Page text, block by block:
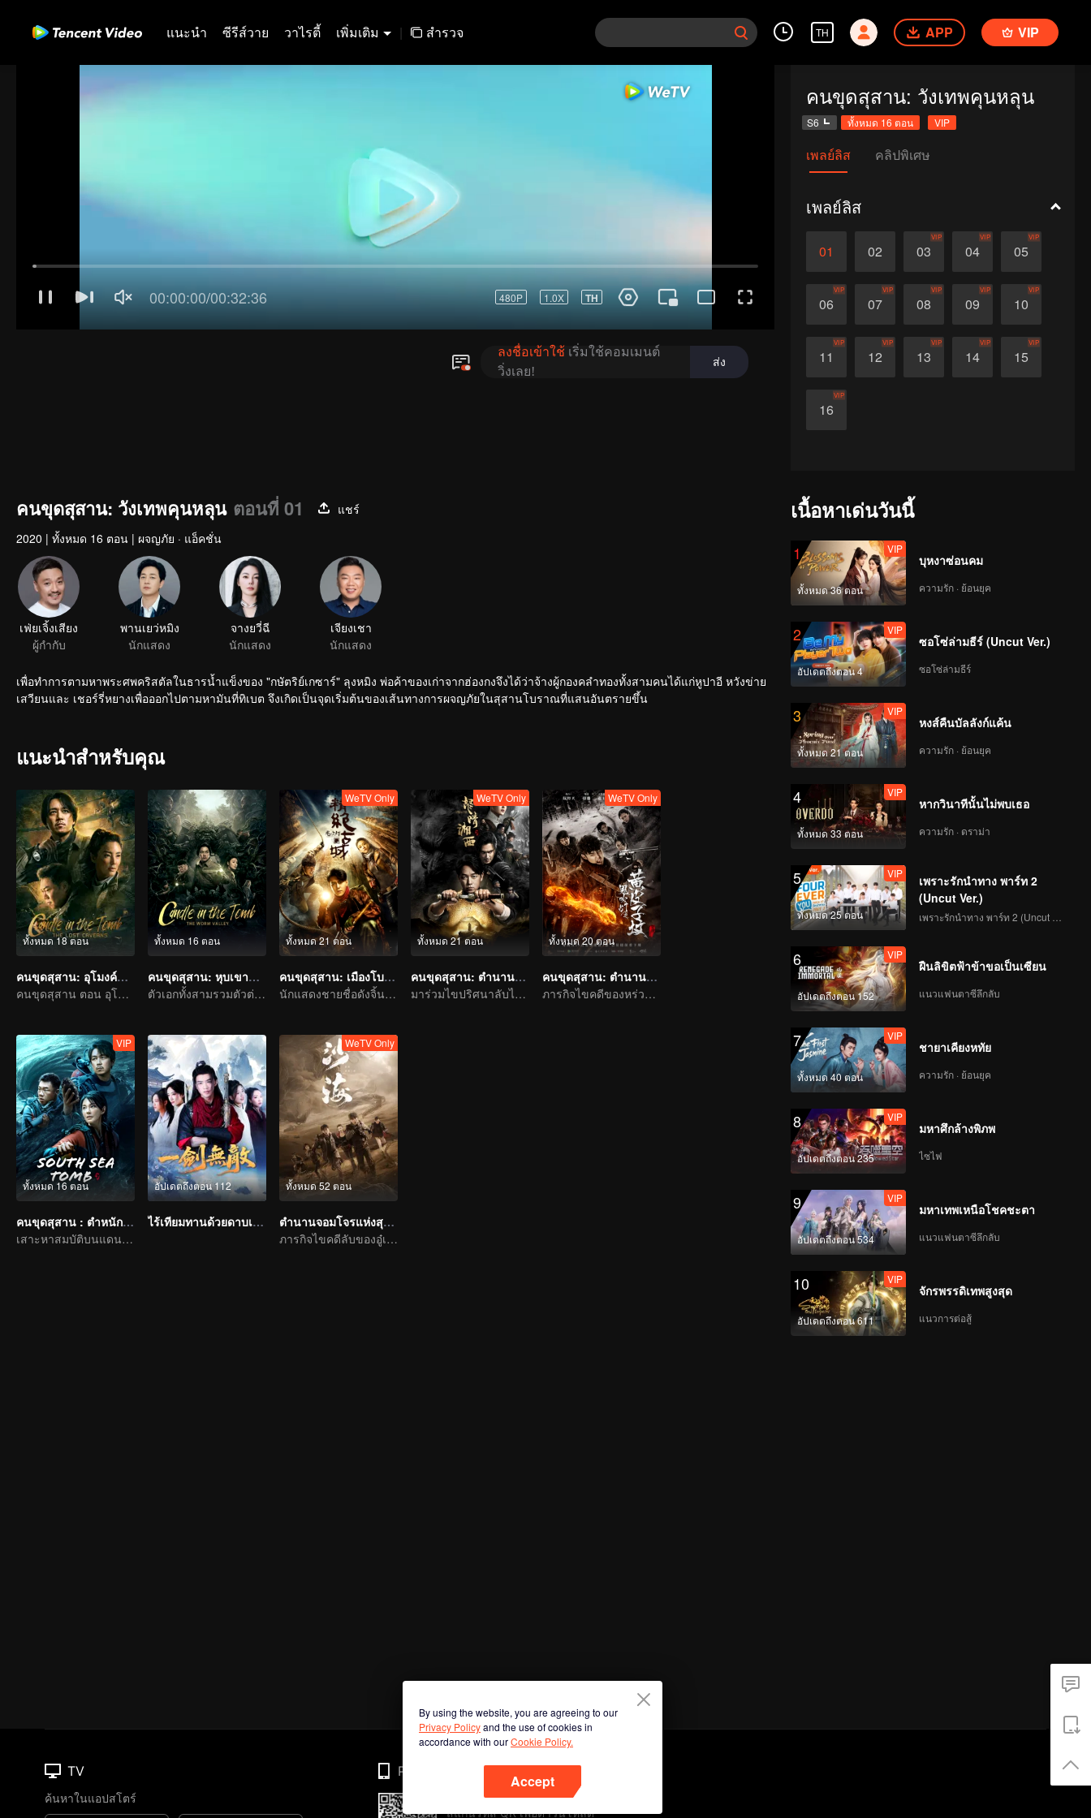
แนะนำ ซีรีส์วาย วาไรตี้ เพิ่มเติม | สำรวจ TH APP VIP
คนขุดสุสาน: วังเทพคุนหลุน
S6 ทั้งหมด 16 ตอน VIP
เพลย์ลิส คลิปพิเศษ
เพลย์ลิส
01 02 03
VIP
04
VIP
05
VIP
06
VIP
07
VIP
08
VIP
09
VIP
10
VIP
11
VIP
12
VIP
13
VIP
14
VIP
15
VIP
16
VIP
คนขุดสุสาน: วังเทพคุนหลุน ตอนที่ 01
แชร์
2020 | ทั้งหมด 16 ตอน | ผจญภัย · แอ็คชั่น
เฟ่ยเจิ้งเสียง
ผู้กำกับ
พานเยว่หมิง
นักแสดง
จางยวี่ฉี
นักแสดง
เจียงเชา
นักแสดง
เพื่อทำการตามหาพระศพคริสตัลในธารน้ำแข็งของ "กษัตริย์เกซาร์" ลุงหมิง พ่อค้าของเก่าจากฮ่องกงจึงได้ว่าจ้างผู้กองคลำทองทั้งสามคนได้แก่หูปาอี หวังข่าย
เสวียนและ เชอร์รี่หยางเพื่อออกไปตามหามันที่ทิเบต จึงเกิดเป็นจุดเริ่มต้นของเส้นทางการผจญภัยในสุสานโบราณที่แสนอันตรายขึ้น
แนะนำสำหรับคุณ
ทั้งหมด 18 ตอน
คนขุดสุสาน: อุโมงค์ปริศนาแห่งเขามังกร
คนขุดสุสาน ตอน อุโมงค์ปริศนาแห่งเขามังกร
ทั้งหมด 16 ตอน
คนขุดสุสาน: หุบเขาลับแห่งยูนนาน
ตัวเอกทั้งสามรวมตัวต่อสู้กับสิ่งอันตรายอีกครั้ง
ทั้งหมด 21 ตอน
WeTV Only
คนขุดสุสาน: เมืองโบราณกลางทะเลทราย
นักแสดงชายชื่อดังจิ้นตง กับนักแสดงหญิงดาวรุ่งของไต้หวันเฉิน เฉียว เอิน เริ่มการผจญภัยในสุสานฝังศพ
ทั้งหมด 21 ตอน
WeTV Only
คนขุดสุสาน: ตำนานราชาศพเซียงซี
มาร่วมไขปริศนาลับไปกับพานเยว่หมิงและเกาเหว่ยกวง
ทั้งหมด 20 ตอน
WeTV Only
คนขุดสุสาน: ตำนานสุสานหวงต้าเซียน
ภารกิจไขคดีของหร่วนจิงเทียนและสหาย
ทั้งหมด 16 ตอน
VIP
คนขุดสุสาน : ตำหนักเซียนใต้ทะเลลึก
เสาะหาสมบัติบนแดนมหาสมุทรสามเหลี่ยมเหล็ก
อัปเดตถึงตอน 112
ไร้เทียมทานด้วยดาบเล่มเดียว
ทั้งหมด 52 ตอน
WeTV Only
ตำนานจอมโจรแห่งสุสานทะเลทราย
ภารกิจไขคดีลับของอู๋เหล่ยฉินห้าว
เนื้อหาเด่นวันนี้
1
ทั้งหมด 36 ตอน
VIP
บุหงาซ่อนคม
ความรัก · ย้อนยุค
2
อัปเดตถึงตอน 4
VIP
ซอโซ่ล่ามธีร์ (Uncut Ver.)
ซอโซ่ล่ามธีร์
3
ทั้งหมด 21 ตอน
VIP
หงส์คืนบัลลังก์แค้น
ความรัก · ย้อนยุค
4
ทั้งหมด 33 ตอน
VIP
หากวินาทีนั้นไม่พบเธอ
ความรัก · ดราม่า
5
ทั้งหมด 25 ตอน
VIP
เพราะรักนำทาง พาร์ท 2
(Uncut Ver.)
6
อัปเดตถึงตอน 152
VIP
ฝืนลิขิตฟ้าข้าขอเป็นเซียน
แนวแฟนตาซีลึกลับ
7
ทั้งหมด 40 ตอน
VIP
ชายาเคียงหทัย
ความรัก · ย้อนยุค
8
อัปเดตถึงตอน 235
VIP
มหาศึกล้างพิภพ
ไซไฟ
9
อัปเดตถึงตอน 534
VIP
มหาเทพเหนือโชคชะตา
แนวแฟนตาซีลึกลับ
10
อัปเดตถึงตอน 611
VIP
จักรพรรดิเทพสูงสุด
แนวการต่อสู้
By using the website, you are agreeing to our
Privacy Policyand the use of cookies in
accordance with ourCookie Policy.
Accept
TV
ค้นหาในแอปสโตร์
Phone
สแกนรหัส QR เพื่อดาวน์โหลด